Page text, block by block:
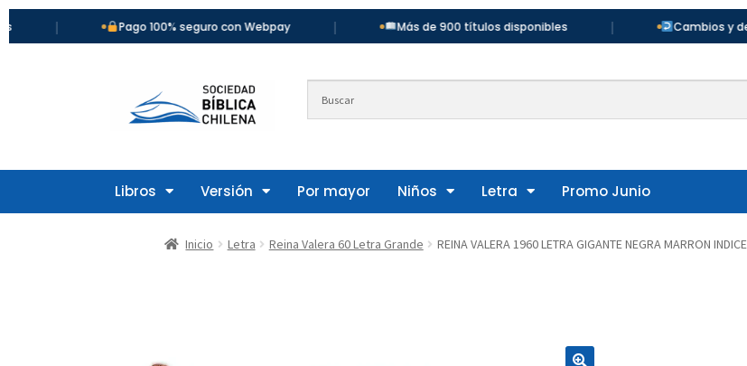
Pago 100% seguro con Webpay | Más de 900 títulos disponibles | Cambios y
Libros Versión Por mayor Niños Letra Promo Junio
Inicio Letra Reina Valera 60 Letra Grande REINA VALERA 1960 LETRA GIGANTE NEGRA MARRON INDICE